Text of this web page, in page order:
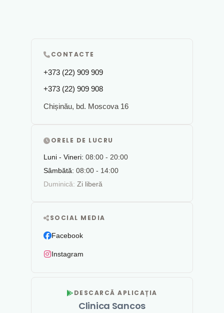
CONTACTE
+373 (22) 909 909
+373 (22) 909 908
Chișinău, bd. Moscova 16
ORELE DE LUCRU
Luni - Vineri: 08:00 - 20:00
Sâmbătă: 08:00 - 14:00
Duminică: Zi liberă
SOCIAL MEDIA
Facebook
Instagram
DESCARCĂ APLICAȚIA
Clinica Sancos